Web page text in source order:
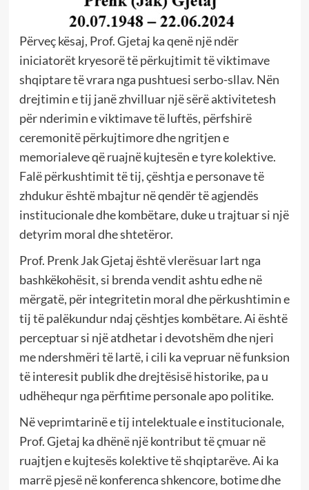
Përveç kësaj, Prof. Gjetaj ka qenë një ndër
iniciatorët kryesorë të përkujtimit të viktimave
shqiptare të vrara nga pushtuesi serbo-sllav. Nën
drejtimin e tij janë zhvilluar një sërë aktivitetesh
për nderimin e viktimave të luftës, përfshirë
ceremonitë përkujtimore dhe ngritjen e
memorialeve që ruajnë kujtesën e tyre kolektive.
Falë përkushtimit të tij, çështja e personave të
zhdukur është mbajtur në qendër të agjendës
institucionale dhe kombëtare, duke u trajtuar si një
detyrim moral dhe shtetëror.
Prof. Prenk Jak Gjetaj është vlerësuar lart nga
bashkëkohësit, si brenda vendit ashtu edhe në
mërgatë, për integritetin moral dhe përkushtimin e
tij të palëkundur ndaj çështjes kombëtare. Ai është
perceptuar si një atdhetar i devotshëm dhe njeri
me ndershmëri të lartë, i cili ka vepruar në funksion
të interesit publik dhe drejtësisë historike, pa u
udhëhequr nga përfitime personale apo politike.
Në veprimtarinë e tij intelektuale e institucionale,
Prof. Gjetaj ka dhënë një kontribut të çmuar në
ruajtjen e kujtesës kolektive të shqiptarëve. Ai ka
marrë pjesë në konferenca shkencore, botime dhe